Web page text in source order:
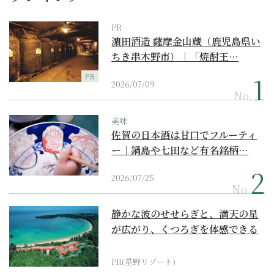
PR
PR
濵田酒造 薩摩金山蔵（鹿児島県い
ちき串木野市）｜「焼酎王…
2026/07/09
No.
美味
佐賀の日本酒は甘口でフルーティ
ー｜鍋島や七田など有名銘柄…
2026/07/25
No.
静かな波のせせらぎと、満天の星
が広がり、くつろぎを体感できる
PR(星野リゾート)